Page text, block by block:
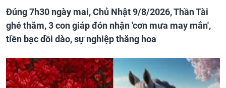
Đúng 7h30 ngày mai, Chủ Nhật 9/8/2026, Thần Tài
ghé thăm, 3 con giáp đón nhận 'cơn mưa may mắn',
tiền bạc dồi dào, sự nghiệp thăng hoa